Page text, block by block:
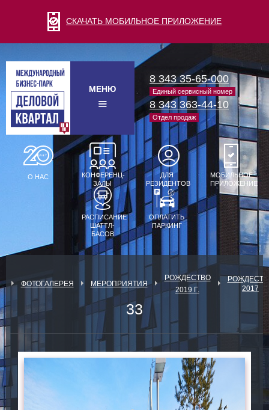
СКАЧАТЬ МОБИЛЬНОЕ ПРИЛОЖЕНИЕ
МЕНЮ
8 343 35-65-000
Единый сервисный номер
8 343 363-44-10
Отдел продаж
О НАС
КОНФЕРЕНЦ-
ЗАЛЫ
ДЛЯ
РЕЗИДЕНТОВ
МОБИЛЬНОЕ
ПРИЛОЖЕНИЕ
РАСПИСАНИЕ
ШАТТЛ-
БАСОВ
ОПЛАТИТЬ
ПАРКИНГ
ФОТОГАЛЕРЕЯ МЕРОПРИЯТИЯ
РОЖДЕСТВО
2019 Г.
2017
33